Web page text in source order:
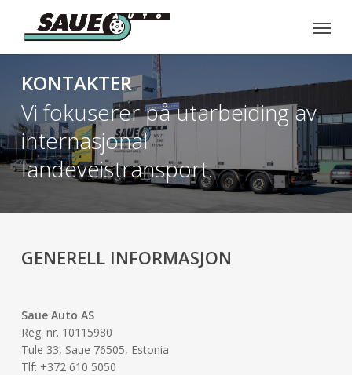
content
Menu
KONTAKTER
Vi fokuserer på utarbeiding av
internasjonal
landeveistransport.
GENERELL INFORMASJON
Saue Auto AS
Reg. nr. 10115980
Tule 33, Saue 76505, Estonia
Tlf: +372 610 5050